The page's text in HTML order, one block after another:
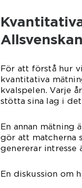
Allsvenskan
För att förstå hur
kvantitativa
kvalspelen. Varje
stötta sina lag i
En annan mätning
gör att matcherna
genererar intresse
En diskussion om